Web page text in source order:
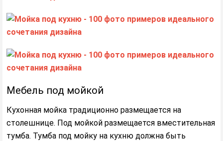
Мебель под мойкой
Кухонная мойка традиционно размещается на
столешнице. Под мойкой размещается вместительная
тумба. Тумба под мойку на кухню должна быть